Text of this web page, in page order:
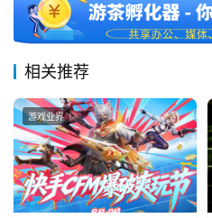
相关推荐
游戏业界